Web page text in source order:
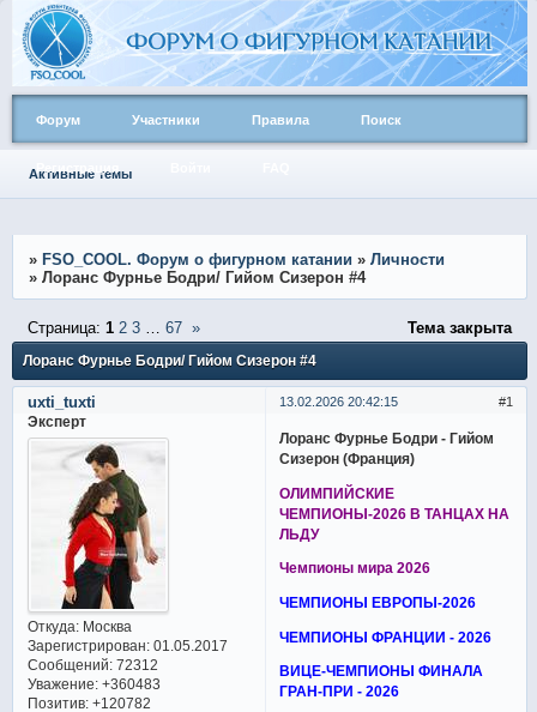
Форум Участники Правила Поиск
Активные темы
» FSO_COOL. Форум о фигурном катании » Личности
» Лоранс Фурнье Бодри/ Гийом Сизерон #4
Лоранс Фурнье Бодри/ Гийом Сизерон #4
Страница: 1 2 3 67 » Тема закрыта
1
13.02.2026 20:42:15
uxti_tuxti
Эксперт
Откуда:Москва
Зарегистрирован: 01.05.2017
Сообщений:72312
Уважение: +360483
Позитив: +120782
Лоранс Фурнье Бодри - Гийом
Сизерон (Франция)
ОЛИМПИЙСКИЕ
ЧЕМПИОНЫ-2026 В ТАНЦАХ НА
ЛЬДУ
Чемпионы мира 2026
ЧЕМПИОНЫ ЕВРОПЫ-2026
ЧЕМПИОНЫ ФРАНЦИИ - 2026
ВИЦЕ-ЧЕМПИОНЫ ФИНАЛА
ГРАН-ПРИ - 2026